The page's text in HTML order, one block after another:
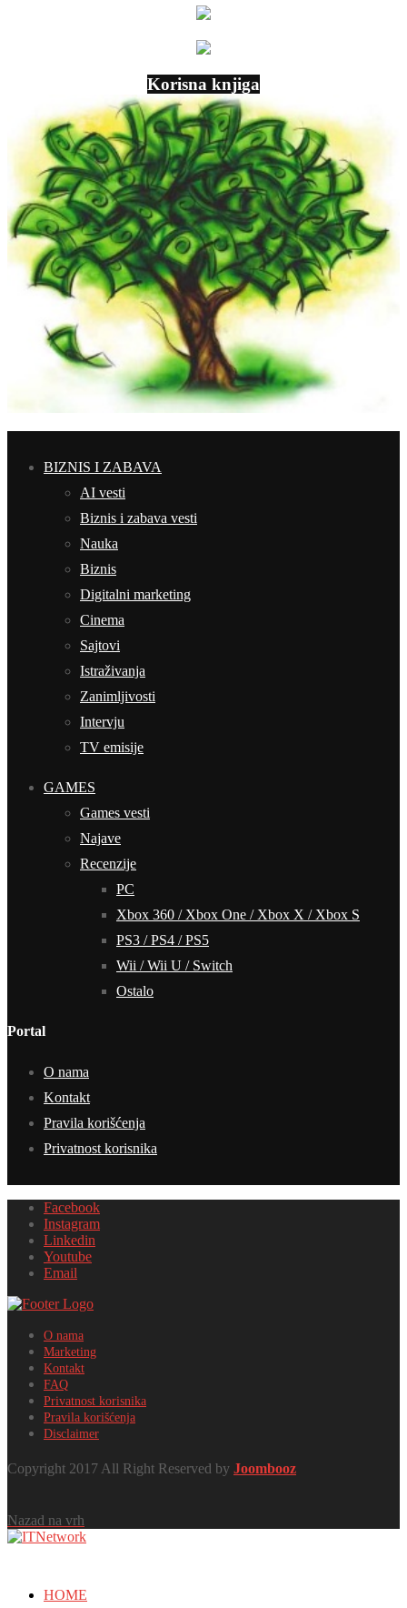
Korisna knjiga
BIZNIS I ZABAVA
AI vesti
Biznis i zabava vesti
Nauka
Biznis
Digitalni marketing
Cinema
Sajtovi
Istraživanja
Zanimljivosti
Intervju
TV emisije
GAMES
Games vesti
Najave
Recenzije
PC
Xbox 360 / Xbox One / Xbox X / Xbox S
PS3 / PS4 / PS5
Wii / Wii U / Switch
Ostalo
Portal
O nama
Kontakt
Pravila korišćenja
Privatnost korisnika
Facebook
Instagram
Linkedin
Youtube
Email
O nama
Marketing
Kontakt
FAQ
Privatnost korisnika
Pravila korišćenja
Disclaimer
Copyright 2017 All Right Reserved by Joombooz
Nazad na vrh
HOME